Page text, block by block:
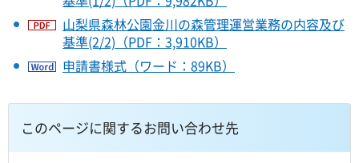
山梨県森林公園金川の森管理運営業務の内容及び
基準(2/2)（PDF：3,910KB）
申請書様式（ワード：89KB）
このページに関するお問い合わせ先